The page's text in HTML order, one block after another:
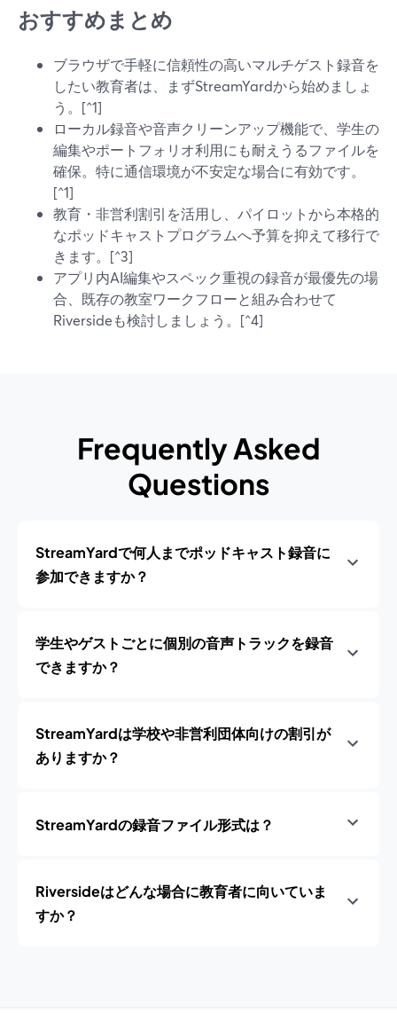
おすすめまとめ
ブラウザで手軽に信頼性の高いマルチゲスト録音を
したい教育者は、まずStreamYardから始めましょ
う。[^1]
ローカル録音や音声クリーンアップ機能で、学生の
編集やポートフォリオ利用にも耐えうるファイルを
確保。特に通信環境が不安定な場合に有効です。
[^1]
教育・非営利割引を活用し、パイロットから本格的
なポッドキャストプログラムへ予算を抑えて移行で
きます。[^3]
アプリ内AI編集やスペック重視の録音が最優先の場
合、既存の教室ワークフローと組み合わせて
Riversideも検討しましょう。[^4]
Frequently Asked
Questions
StreamYardで何人までポッドキャスト録音に
参加できますか？
学生やゲストごとに個別の音声トラックを録音
できますか？
StreamYardは学校や非営利団体向けの割引が
ありますか？
StreamYardの録音ファイル形式は？
Riversideはどんな場合に教育者に向いていま
すか？